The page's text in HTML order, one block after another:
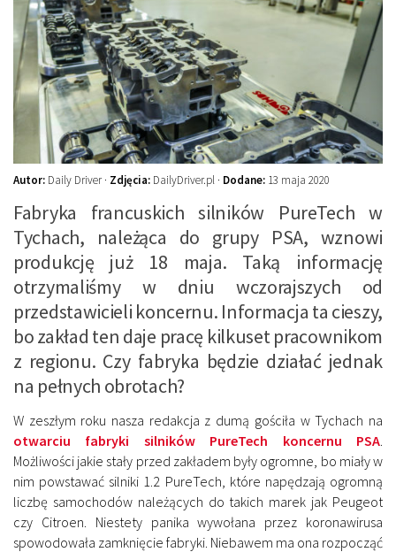
Przelicznik mocy
Auto z niemiec
Galerie
Autor: Daily Driver · Zdjęcia: DailyDriver.pl · Dodane: 13 maja 2020
Fabryka francuskich silników PureTech w
Tychach, należąca do grupy PSA, wznowi
produkcję już 18 maja. Taką informację
otrzymaliśmy w dniu wczorajszych od
przedstawicieli koncernu. Informacja ta cieszy,
bo zakład ten daje pracę kilkuset pracownikom
z regionu. Czy fabryka będzie działać jednak
na pełnych obrotach?
W zeszłym roku nasza redakcja z dumą gościła w Tychach na
otwarciu fabryki silników PureTech koncernu PSA
Możliwości jakie stały przed zakładem były ogromne, bo miały w
nim powstawać silniki 1.2 PureTech, które napędzają ogromną
liczbę samochodów należących do takich marek jak Peugeot
czy Citroen. Niestety panika wywołana przez koronawirusa
spowodowała zamknięcie fabryki. Niebawem ma ona rozpocząć